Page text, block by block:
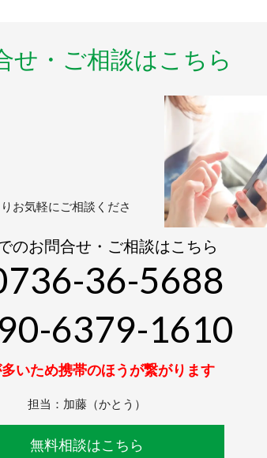
せ・ご相談はこちら
お気軽にご相談くださ
のお問合せ・ご相談はこちら
36-5688
6379-1610
いため携帯のほうが繋がります
担当：加藤（かとう）
無料相談はこちら